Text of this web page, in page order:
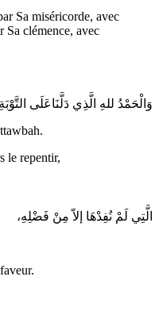
Sa miséricorde, avec
Sa clémence, avec
وَالْحَمْدُ للهِ الَّذِي دَلَّنَاعَلَى التَّوْبَةِ
le repentir,
الَّتِي لَمْ نُفِدْهَا إلاّ مِنْ فَضْلِهِ،